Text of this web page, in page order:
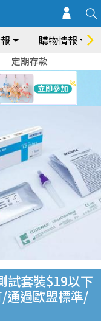
購物情報
定期存款
試套裝$19以下
通過歐盟標準/